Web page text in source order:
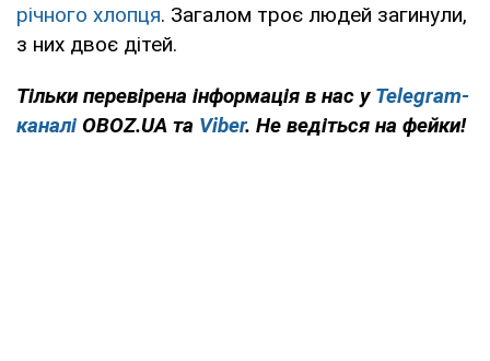
річного хлопця. Загалом троє людей загинули,
з них двоє дітей.
Тільки перевірена інформація в нас у Telegram-
каналі OBOZ.UA та Viber. Не ведіться на фейки!